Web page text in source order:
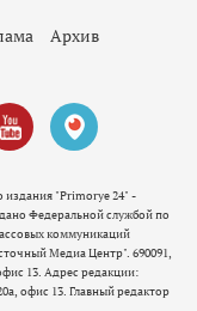
Архив
издания "Primorye 24" -
Федеральной службой по
коммуникаций
Медиа Центр". 690091,
13. Адрес редакции:
офис 13. Главный редактор